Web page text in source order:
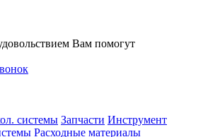
Вам помогут
системы Запчасти Инструмент
Расходные материалы